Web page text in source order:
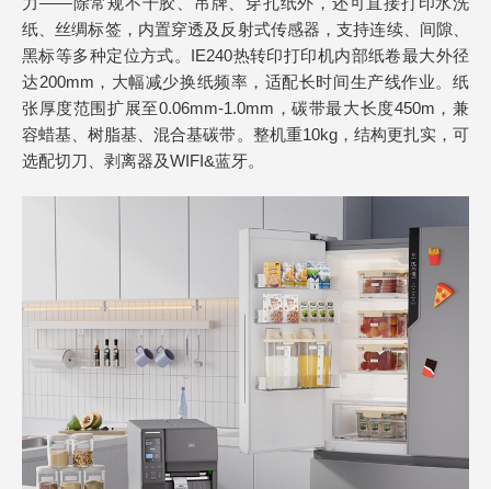
纸、丝绸标签，内置穿透及反射式传感器，支持连续、间隙、
黑标等多种定位方式。IE240热转印打印机内部纸卷最大外径
达200mm，大幅减少换纸频率，适配长时间生产线作业。纸
张厚度范围扩展至0.06mm-1.0mm，碳带最大长度450m，兼
容蜡基、树脂基、混合基碳带。整机重10kg，结构更扎实，可
选配切刀、剥离器及WIFI&蓝牙。